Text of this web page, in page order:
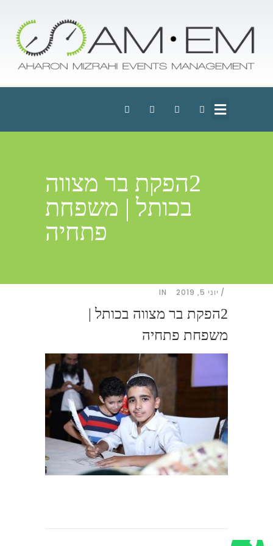
2הפקת בר מצווה
בכותל | משפחת
פתחיה
יוני 5, 2019 IN
2הפקת בר מצווה בכותל |
משפחת פתחיה